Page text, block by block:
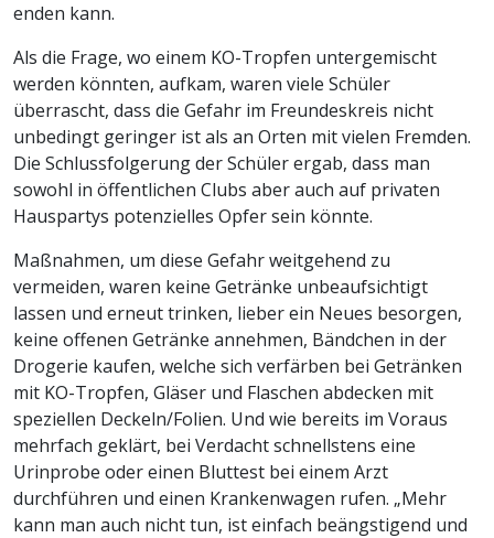
enden kann.
Als die Frage, wo einem KO-Tropfen untergemischt
werden könnten, aufkam, waren viele Schüler
überrascht, dass die Gefahr im Freundeskreis nicht
unbedingt geringer ist als an Orten mit vielen Fremden.
Die Schlussfolgerung der Schüler ergab, dass man
sowohl in öffentlichen Clubs aber auch auf privaten
Hauspartys potenzielles Opfer sein könnte.
Maßnahmen, um diese Gefahr weitgehend zu
vermeiden, waren keine Getränke unbeaufsichtigt
lassen und erneut trinken, lieber ein Neues besorgen,
keine offenen Getränke annehmen, Bändchen in der
Drogerie kaufen, welche sich verfärben bei Getränken
mit KO-Tropfen, Gläser und Flaschen abdecken mit
speziellen Deckeln/Folien. Und wie bereits im Voraus
mehrfach geklärt, bei Verdacht schnellstens eine
Urinprobe oder einen Bluttest bei einem Arzt
durchführen und einen Krankenwagen rufen. „Mehr
kann man auch nicht tun, ist einfach beängstigend und